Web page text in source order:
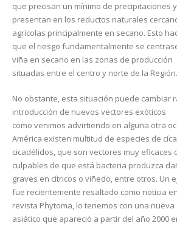
que precisan un mínimo de precipitaciones
presentan en los reductos naturales
agrícolas principalmente en secano. Esto
que el riesgo fundamentalmente se
viña en secano en las zonas de producción
situadas entre el centro y norte de la Región.
No obstante, esta situación puede cambiar
introducción de nuevos vectores exóticos
como venimos advirtiendo en alguna otra
América existen multitud de especies de
cicadélidos, que son vectores muy eficaces
culpables de que está bacteria produzca
graves en cítricos o viñedo, entre otros. Un
fue recientemente resaltado como noticia
revista Phytoma, lo tenemos con una
asiático que apareció a partir del año 2000